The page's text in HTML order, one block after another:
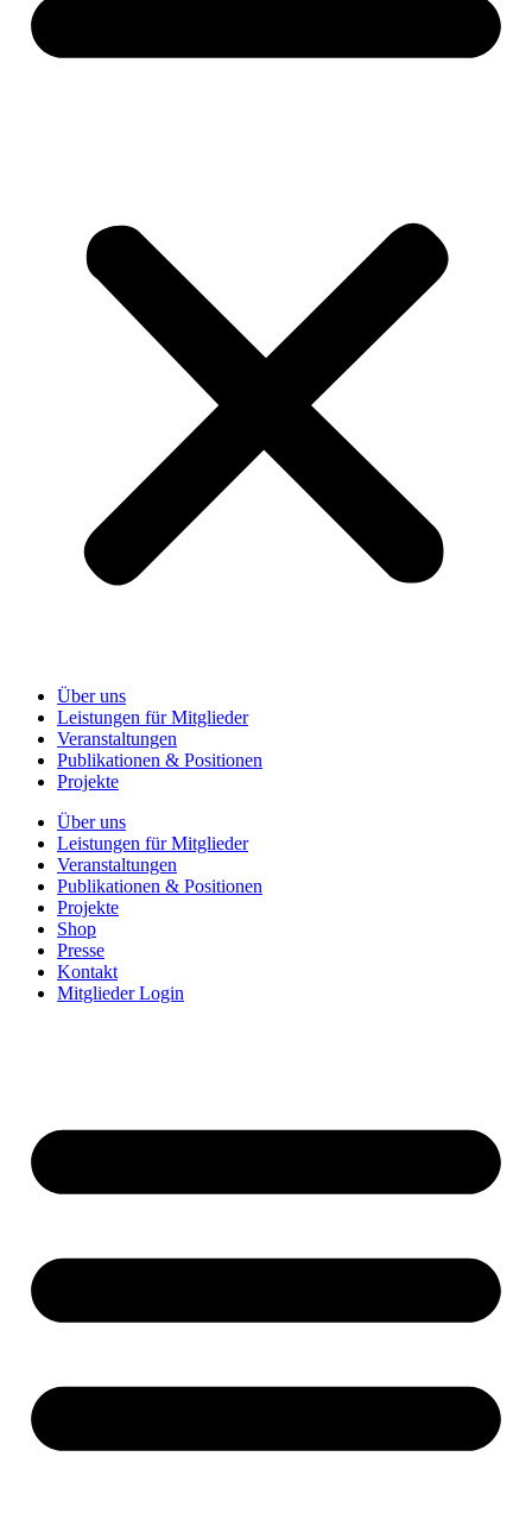
Über uns
Leistungen für Mitglieder
Veranstaltungen
Publikationen & Positionen
Projekte
Über uns
Leistungen für Mitglieder
Veranstaltungen
Publikationen & Positionen
Projekte
Shop
Presse
Kontakt
Mitglieder Login